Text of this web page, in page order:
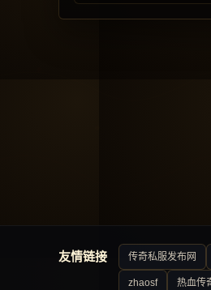
友情链接 传奇私服发布网
zhaosf 热血传